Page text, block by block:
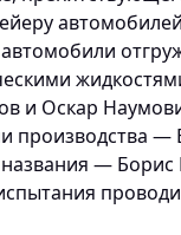
и Оскар
производства —
—